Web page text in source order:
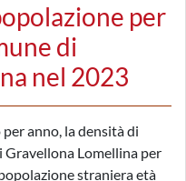
per
di
nel 2023
anno, la densità di
Lomellina per
straniera età